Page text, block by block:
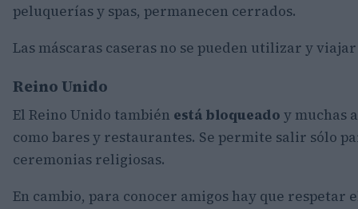
peluquerías y spas, permanecen cerrados.
Las máscaras caseras no se pueden utilizar y
Reino Unido
El Reino Unido también está bloqueado y muchas
como bares y restaurantes. Se permite salir sólo
ceremonias religiosas.
En cambio, para conocer amigos hay que respetar